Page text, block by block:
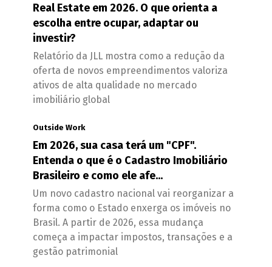
Real Estate em 2026. O que orienta a
escolha entre ocupar, adaptar ou
investir?
Relatório da JLL mostra como a redução da
oferta de novos empreendimentos valoriza
ativos de alta qualidade no mercado
imobiliário global
Outside Work
Em 2026, sua casa terá um "CPF".
Entenda o que é o Cadastro Imobiliário
Brasileiro e como ele afe...
Um novo cadastro nacional vai reorganizar a
forma como o Estado enxerga os imóveis no
Brasil. A partir de 2026, essa mudança
começa a impactar impostos, transações e a
gestão patrimonial